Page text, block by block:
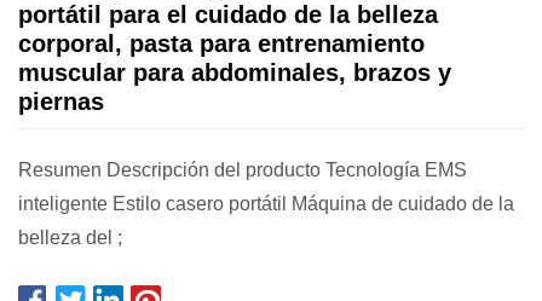
portátil para el cuidado de la belleza
corporal, pasta para entrenamiento
muscular para abdominales, brazos y
piernas
Resumen Descripción del producto Tecnología EMS
inteligente Estilo casero portátil Máquina de cuidado de la
belleza del ;